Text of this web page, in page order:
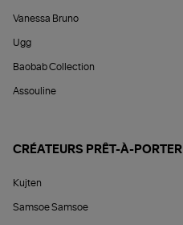
Vanessa Bruno
Ugg
Baobab Collection
Assouline
CRÉATEURS PRÊT-À-PORTER
Kujten
Samsoe Samsoe